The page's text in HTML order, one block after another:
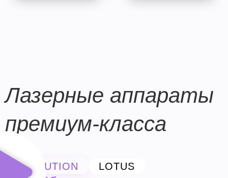
Лазерные аппараты
премиум-класса
EVOLUTION LOTUS